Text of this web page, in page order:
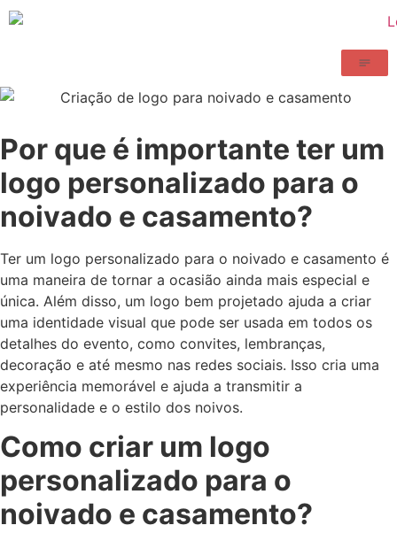
Por que é importante ter um
logo personalizado para o
noivado e casamento?
Ter um logo personalizado para o noivado e casamento é
uma maneira de tornar a ocasião ainda mais especial e
única. Além disso, um logo bem projetado ajuda a criar
uma identidade visual que pode ser usada em todos os
detalhes do evento, como convites, lembranças,
decoração e até mesmo nas redes sociais. Isso cria uma
experiência memorável e ajuda a transmitir a
personalidade e o estilo dos noivos.
Como criar um logo
personalizado para o
noivado e casamento?